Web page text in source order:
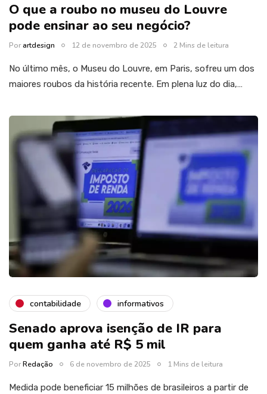
O que a roubo no museu do Louvre
pode ensinar ao seu negócio?
Porartdesign 12 de novembro de 2025 2 Mins de leitura
No último mês, o Museu do Louvre, em Paris, sofreu um dos
maiores roubos da história recente. Em plena luz do dia,…
contabilidade informativos
Senado aprova isenção de IR para
quem ganha até R$ 5 mil
PorRedação 6 de novembro de 2025 1 Mins de leitura
Medida pode beneficiar 15 milhões de brasileiros a partir de